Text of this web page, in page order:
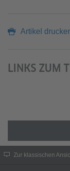
Artikel
LINKS ZUM
Zur klassischen